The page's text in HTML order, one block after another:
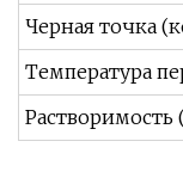
Черная точка
Температура